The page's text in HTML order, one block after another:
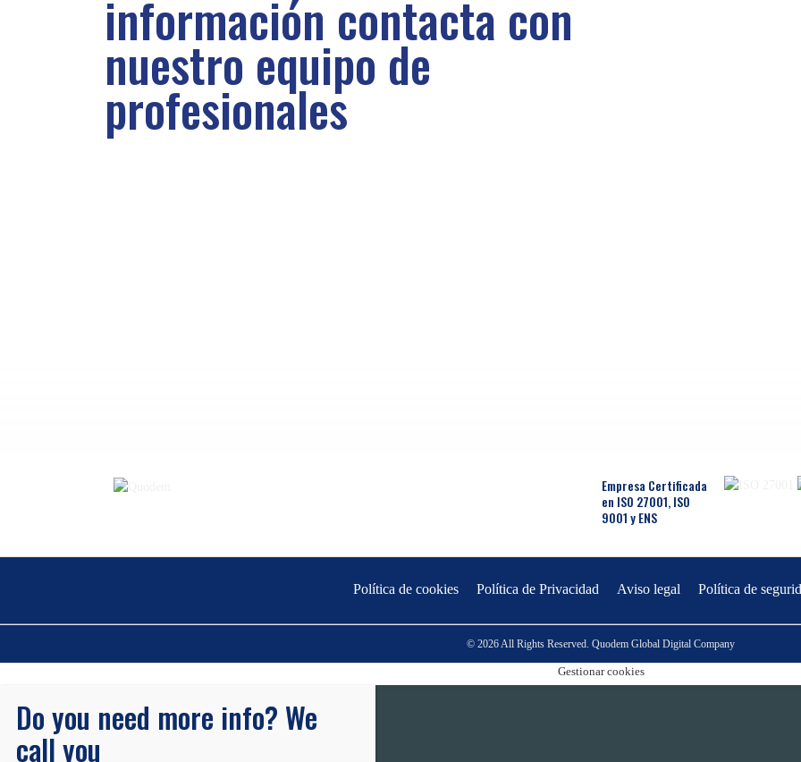
información contacta con
nuestro equipo de
profesionales
Empresa Certificada
en ISO 27001, ISO
9001 y ENS
Política de cookies Política de Privacidad Aviso legal Política de
© 2026 All Rights Reserved. Quodem Global Digital Company
Gestionar cookies
Do you need more info? We
call you